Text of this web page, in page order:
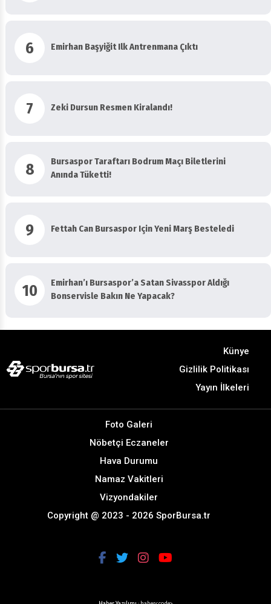
6 Emirhan Başyiğit Ilk Antrenmana Çıktı
7 Zeki Dursun Resmen Kiralandı!
8
Bursaspor Taraftarı Bodrum Maçı Biletlerini
Anında Tüketti!
9 Fettah Can Bursaspor Için Yeni Marş Besteledi
10
Emirhan’ı Bursaspor’a Satan Sivasspor Aldığı
Bonservisle Bakın Ne Yapacak?
Künye
Gizlilik Politikası
Yayın İlkeleri
Foto Galeri
Nöbetçi Eczaneler
Hava Durumu
Namaz Vakitleri
Vizyondakiler
Copyright @ 2023 - 2026 SporBursa.tr